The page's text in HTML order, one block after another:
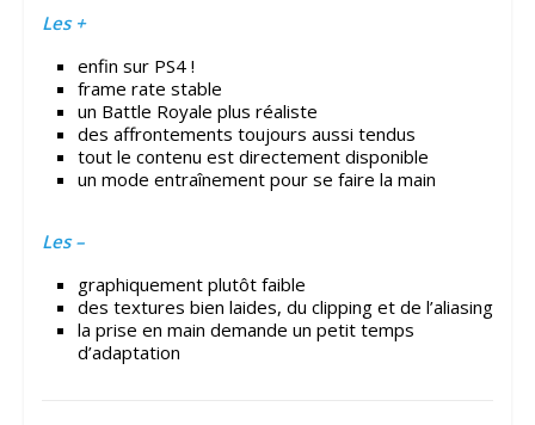
Les +
enfin sur PS4 !
frame rate stable
un Battle Royale plus réaliste
des affrontements toujours aussi tendus
tout le contenu est directement disponible
un mode entraînement pour se faire la main
Les –
graphiquement plutôt faible
des textures bien laides, du clipping et de l’aliasing
la prise en main demande un petit temps
d’adaptation